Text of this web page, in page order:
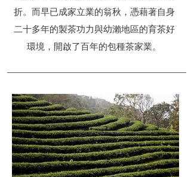
折。而早已成家立業的翁秋，憑藉著自身
二十多年的製茶功力與幼瀨地區的育茶好
環境，開啟了百年的包種茶家業。